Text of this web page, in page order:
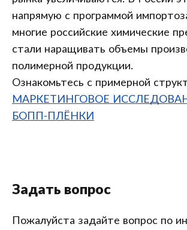
напрямую с программой
многие российские химические
стали наращивать объемы
полимерной продукции.
Ознакомьтесь с примерной
МАРКЕТИНГОВОЕ
БОПП-ПЛЁНКИ
Задать вопрос
Пожалуйста задайте вопрос по